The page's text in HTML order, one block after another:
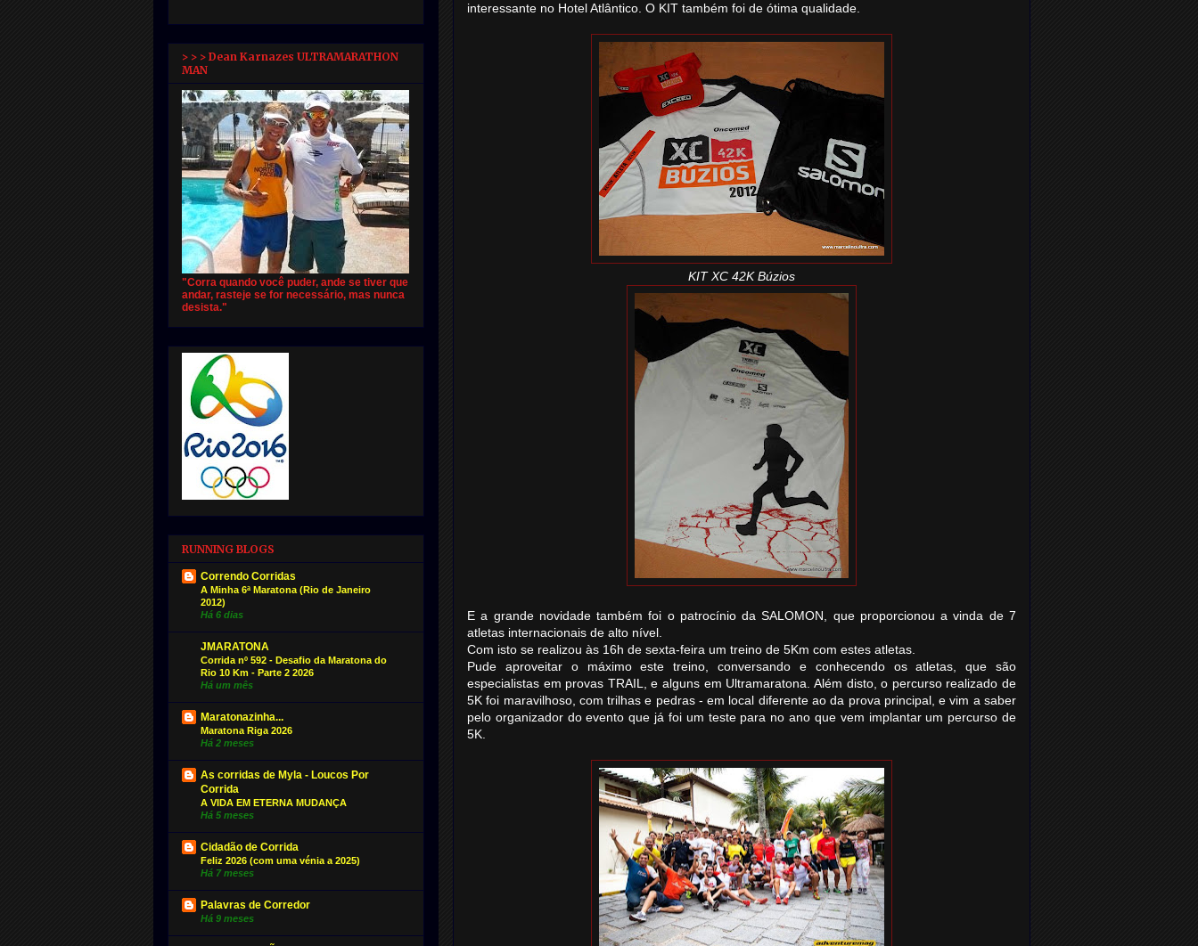
interessante no Hotel Atlântico. O KIT também foi de ótima qualidade.
KIT XC 42K Búzios
E a grande novidade também foi o patrocínio da SALOMON, que proporcionou a vinda de 7
atletas internacionais de alto nível.
Com isto se realizou às 16h de sexta-feira um treino de 5Km com estes atletas.
Pude aproveitar o máximo este treino, conversando e conhecendo os atletas, que são
especialistas em provas TRAIL, e alguns em Ultramaratona. Além disto, o percurso realizado de
5K foi maravilhoso, com trilhas e pedras - em local diferente ao da prova principal, e vim a saber
pelo organizador do evento que já foi um teste para no ano que vem implantar um percurso de
5K.
> > > Dean Karnazes ULTRAMARATHON
MAN
"Corra quando você puder, ande se tiver que
andar, rasteje se for necessário, mas nunca
desista."
RUNNING BLOGS
Correndo Corridas
A Minha 6ª Maratona (Rio de Janeiro
2012)
Há 6 dias
JMARATONA
Corrida nº 592 - Desafio da Maratona do
Rio 10 Km - Parte 2 2026
Há um mês
Maratonazinha...
Maratona Riga 2026
Há 2 meses
As corridas de Myla - Loucos Por
Corrida
A VIDA EM ETERNA MUDANÇA
Há 5 meses
Cidadão de Corrida
Feliz 2026 (com uma vénia a 2025)
Há 7 meses
Palavras de Corredor
Há 9 meses